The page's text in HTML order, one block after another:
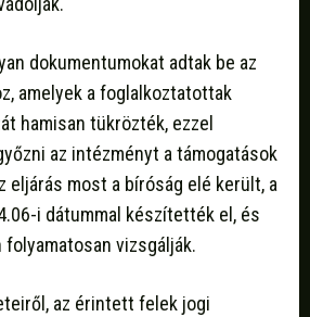
dokumentumokat adtak be az
amelyek a foglalkoztatottak
hamisan tükrözték, ezzel
az intézményt a támogatások
eljárás most a bíróság elé került, a
i dátummal készítették el, és
folyamatosan vizsgálják.
az érintett felek jogi